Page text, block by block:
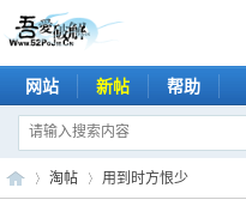
网站 新帖 帮助
淘帖 用到时方恨少